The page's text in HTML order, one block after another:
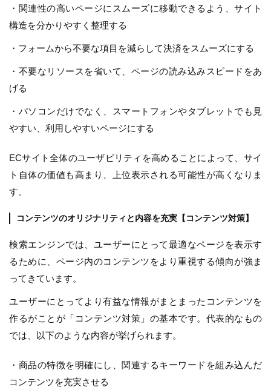
・関連性の高いページにスムーズに移動できるよう、サイト
構造を分かりやすく整理する
・フォームから不要な項目を減らして決済をスムーズにする
・不要なリソースを省いて、ページの読み込みスピードをあ
げる
・パソコンだけでなく、スマートフォンやタブレットでも見
やすい、利用しやすいページにする
ECサイト全体のユーザビリティを高めることによって、サイ
ト自体の価値も高まり、上位表示される可能性が高くなりま
す。
コンテンツのオリジナリティと内容を充実【コンテンツ対策】
検索エンジンでは、ユーザーにとって最適なページを表示す
るために、ページ内のコンテンツをより重視する傾向が強ま
ってきています。
ユーザーにとってより有益な情報がまとまったコンテンツを
作るがことが「コンテンツ対策」の基本です。代表的なもの
では、以下のような内容が挙げられます。
・商品の特徴を明確にし、関連するキーワードを組み込んだ
コンテンツを充実させる